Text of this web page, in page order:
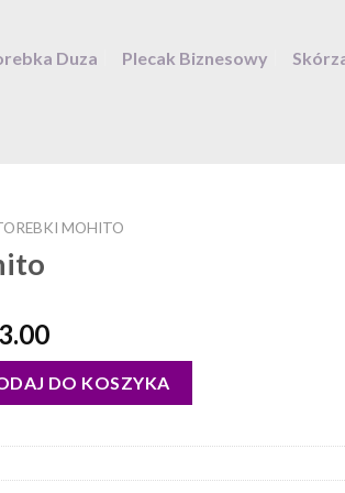
Duza Plecak Biznesowy
MOHITO
DO KOSZYKA